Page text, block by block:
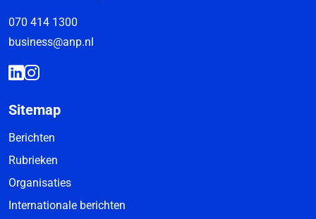
070 414 1300
business@anp.nl
Sitemap
Berichten
Rubrieken
Organisaties
Internationale berichten